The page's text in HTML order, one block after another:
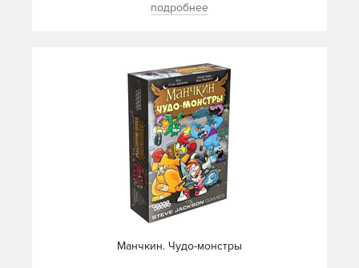
подробнее
Манчкин. Чудо-монстры